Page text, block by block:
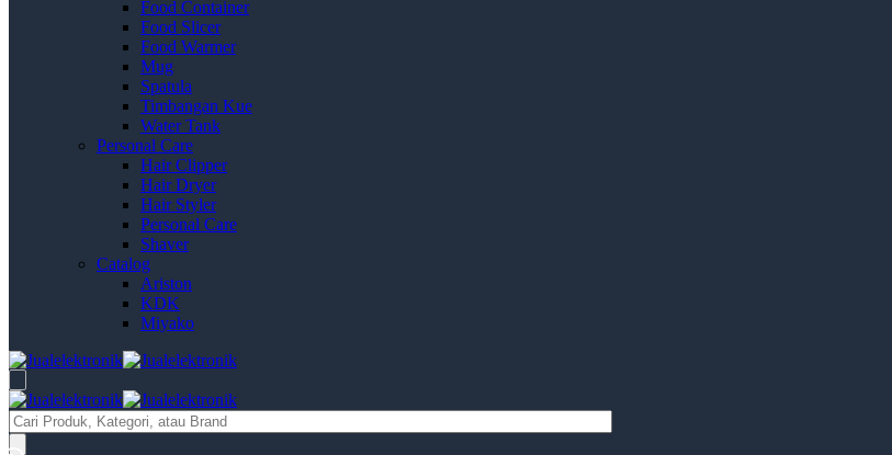
Food Container
Food Slicer
Food Warmer
Mug
Spatula
Timbangan Kue
Water Tank
Personal Care
Hair Clipper
Hair Dryer
Hair Styler
Personal Care
Shaver
Catalog
Ariston
KDK
Miyako
Products
search